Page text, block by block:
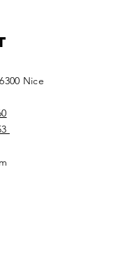
Nice